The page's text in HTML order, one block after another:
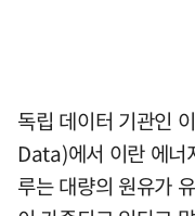
독립 데이터 기관인
Data)에서 이란 에너
루는 대량의 원유가